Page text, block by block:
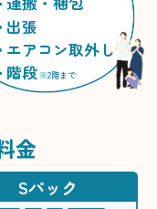
出張
エアコン取外し
階段 ※2階まで
金
Sパック